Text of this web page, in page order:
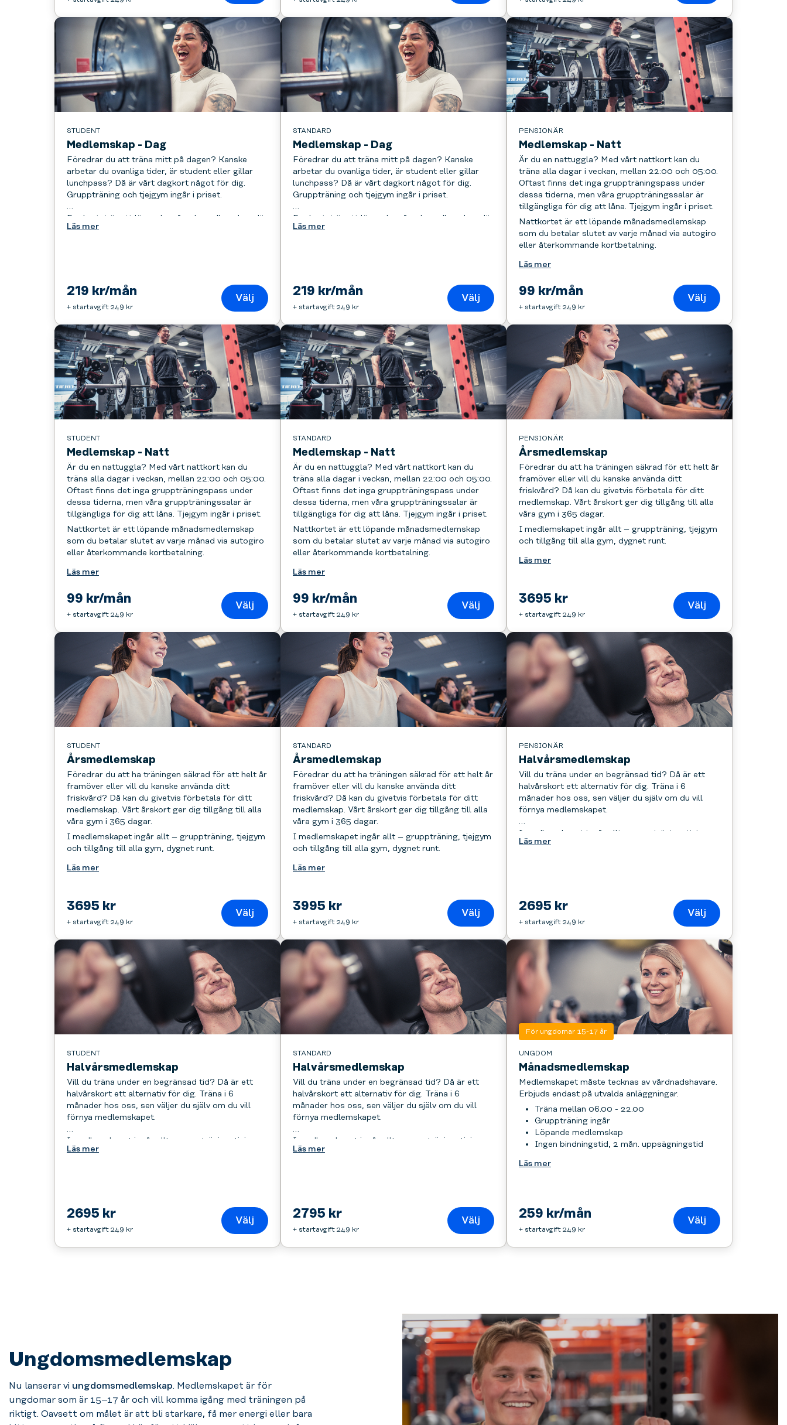
STUDENT
Medlemskap - Dag
Föredrar du att träna mitt på dagen? Kanske
arbetar du ovanliga tider, är student eller gillar
lunchpass? Då är vårt dagkort något för dig.
Gruppträning och tjejgym ingår i priset.
Dagkortet är ett löpande månadsmedlemskap där
du får tillgång till alla våra gym på vardagar
Läs mer
219 kr/mån
+ startavgift 249 kr
Välj
STANDARD
Medlemskap - Dag
Föredrar du att träna mitt på dagen? Kanske
arbetar du ovanliga tider, är student eller gillar
lunchpass? Då är vårt dagkort något för dig.
Gruppträning och tjejgym ingår i priset.
Dagkortet är ett löpande månadsmedlemskap där
du får tillgång till alla våra gym på vardagar
Läs mer
219 kr/mån
+ startavgift 249 kr
Välj
PENSIONÄR
Medlemskap - Natt
Är du en nattuggla? Med vårt nattkort kan du
träna alla dagar i veckan, mellan 22:00 och 05:00.
Oftast finns det inga gruppträningspass under
dessa tiderna, men våra gruppträningssalar är
tillgängliga för dig att låna. Tjejgym ingår i priset.
Nattkortet är ett löpande månadsmedlemskap
som du betalar slutet av varje månad via autogiro
eller återkommande kortbetalning.
Läs mer
99 kr/mån
+ startavgift 249 kr
Välj
STUDENT
Medlemskap - Natt
Är du en nattuggla? Med vårt nattkort kan du
träna alla dagar i veckan, mellan 22:00 och 05:00.
Oftast finns det inga gruppträningspass under
dessa tiderna, men våra gruppträningssalar är
tillgängliga för dig att låna. Tjejgym ingår i priset.
Nattkortet är ett löpande månadsmedlemskap
som du betalar slutet av varje månad via autogiro
eller återkommande kortbetalning.
Läs mer
99 kr/mån
+ startavgift 249 kr
Välj
STANDARD
Medlemskap - Natt
Är du en nattuggla? Med vårt nattkort kan du
träna alla dagar i veckan, mellan 22:00 och 05:00.
Oftast finns det inga gruppträningspass under
dessa tiderna, men våra gruppträningssalar är
tillgängliga för dig att låna. Tjejgym ingår i priset.
Nattkortet är ett löpande månadsmedlemskap
som du betalar slutet av varje månad via autogiro
eller återkommande kortbetalning.
Läs mer
99 kr/mån
+ startavgift 249 kr
Välj
PENSIONÄR
Årsmedlemskap
Föredrar du att ha träningen säkrad för ett helt år
framöver eller vill du kanske använda ditt
friskvård? Då kan du givetvis förbetala för ditt
medlemskap. Vårt årskort ger dig tillgång till alla
våra gym i 365 dagar.
I medlemskapet ingår allt – gruppträning, tjejgym
och tillgång till alla gym, dygnet runt.
Läs mer
3695 kr
+ startavgift 249 kr
Välj
STUDENT
Årsmedlemskap
Föredrar du att ha träningen säkrad för ett helt år
framöver eller vill du kanske använda ditt
friskvård? Då kan du givetvis förbetala för ditt
medlemskap. Vårt årskort ger dig tillgång till alla
våra gym i 365 dagar.
I medlemskapet ingår allt – gruppträning, tjejgym
och tillgång till alla gym, dygnet runt.
Läs mer
3695 kr
+ startavgift 249 kr
Välj
STANDARD
Årsmedlemskap
Föredrar du att ha träningen säkrad för ett helt år
framöver eller vill du kanske använda ditt
friskvård? Då kan du givetvis förbetala för ditt
medlemskap. Vårt årskort ger dig tillgång till alla
våra gym i 365 dagar.
I medlemskapet ingår allt – gruppträning, tjejgym
och tillgång till alla gym, dygnet runt.
Läs mer
3995 kr
+ startavgift 249 kr
Välj
PENSIONÄR
Halvårsmedlemskap
Vill du träna under en begränsad tid? Då är ett
halvårskort ett alternativ för dig. Träna i 6
månader hos oss, sen väljer du själv om du vill
förnya medlemskapet.
I medlemskapet ingår allt - gruppträning, tjejgym
och tillgång till alla gym, dygnet runt.
Läs mer
2695 kr
+ startavgift 249 kr
Välj
STUDENT
Halvårsmedlemskap
Vill du träna under en begränsad tid? Då är ett
halvårskort ett alternativ för dig. Träna i 6
månader hos oss, sen väljer du själv om du vill
förnya medlemskapet.
I medlemskapet ingår allt - gruppträning, tjejgym
och tillgång till alla gym, dygnet runt.
Läs mer
2695 kr
+ startavgift 249 kr
Välj
STANDARD
Halvårsmedlemskap
Vill du träna under en begränsad tid? Då är ett
halvårskort ett alternativ för dig. Träna i 6
månader hos oss, sen väljer du själv om du vill
förnya medlemskapet.
I medlemskapet ingår allt - gruppträning, tjejgym
och tillgång till alla gym, dygnet runt.
Läs mer
2795 kr
+ startavgift 249 kr
Välj
UNGDOM
Månadsmedlemskap
Medlemskapet måste tecknas av vårdnadshavare.
Erbjuds endast på utvalda anläggningar.
Träna mellan 06.00 - 22.00
Gruppträning ingår
Löpande medlemskap
Ingen bindningstid, 2 mån. uppsägningstid
Läs mer
För ungdomar 15-17 år
259 kr/mån
+ startavgift 249 kr
Välj
Ungdomsmedlemskap
Nu lanserar vi ungdomsmedlemskap. Medlemskapet är för
ungdomar som är 15–17 år och vill komma igång med träningen på
riktigt. Oavsett om målet är att bli starkare, få mer energi eller bara